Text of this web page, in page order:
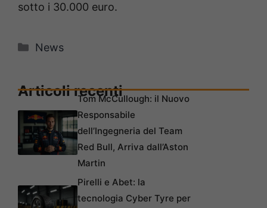
sotto i 30.000 euro.
Categorie
News
Articoli recentiTom McCullough: il Nuovo
Responsabile
dell’Ingegneria del Team
Red Bull, Arriva dall’Aston
Martin
Pirelli e Abet: la
tecnologia Cyber Tyre per